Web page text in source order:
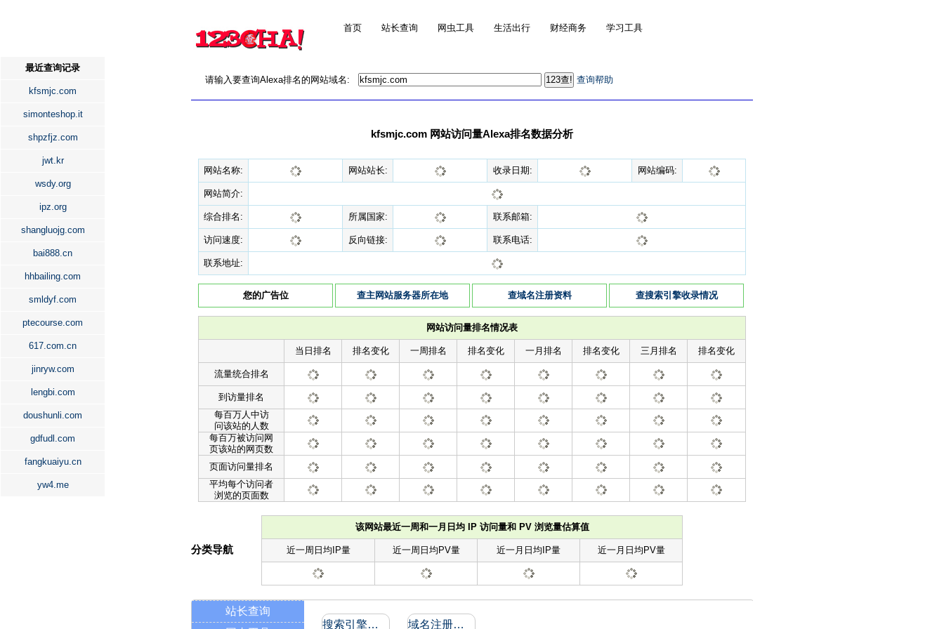
首页 站长查询 网虫工具 生活出行 财经商务 学习工具
最近查询记录
kfsmjc.com
simonteshop.it
shpzfjz.com
jwt.kr
wsdy.org
ipz.org
shangluojg.com
bai888.cn
hhbailing.com
smldyf.com
ptecourse.com
617.com.cn
jinryw.com
lengbi.com
doushunli.com
gdfudl.com
fangkuaiyu.cn
yw4.me
请输入要查询Alexa排名的网站域名: 查询帮助
kfsmjc.com 网站访问量Alexa排名数据分析
网站名称: 网站站长: 收录日期: 网站编码:
网站简介:
综合排名: 所属国家: 联系邮箱:
访问速度: 反向链接: 联系电话:
联系地址:
您的广告位 查主网站服务器所在地 查域名注册资料 查搜索引擎收录情况
网站访问量排名情况表
当日排名 排名变化 一周排名 排名变化 一月排名 排名变化 三月排名 排名变化
流量统合排名
到访量排名
每百万人中访
问该站的人数
每百万被访问网
页该站的网页数
页面访问量排名
平均每个访问者
浏览的页面数
该网站最近一周和一月日均 IP 访问量和 PV 浏览量估算值
近一周日均IP量 近一周日均PV量 近一月日均IP量 近一月日均PV量
分类导航
站长查询
搜索引擎收录和反向链接 域名注册信息